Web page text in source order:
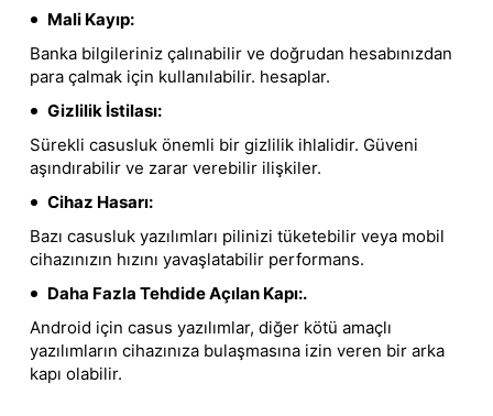
Mali Kayıp:
Banka bilgileriniz çalınabilir ve doğrudan hesabınızdan
para çalmak için kullanılabilir. hesaplar.
Gizlilik İstilası:
Sürekli casusluk önemli bir gizlilik ihlalidir. Güveni
aşındırabilir ve zarar verebilir ilişkiler.
Cihaz Hasarı:
Bazı casusluk yazılımları pilinizi tüketebilir veya mobil
cihazınızın hızını yavaşlatabilir performans.
Daha Fazla Tehdide Açılan Kapı:.
Android için casus yazılımlar, diğer kötü amaçlı
yazılımların cihazınıza bulaşmasına izin veren bir arka
kapı olabilir.